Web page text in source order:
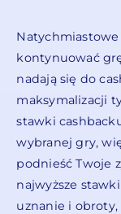
kontynuować
nadają się do
maksymalizacji
stawki
wybranej gry,
podnieść Twoje
najwyższe
uznanie i obroty,